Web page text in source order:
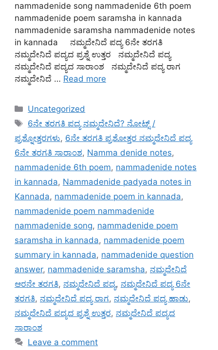
nammadenide song nammadenide 6th poem
nammadenide poem saramsha in kannada
nammadenide saramsha nammadenide notes
in kannada ನಮ್ಮದೇನಿದೆ ಪದ್ಯ 6ನೇ ತರಗತಿ
ನಮ್ಮದೇನಿದೆ ಪದ್ಯದ ಪ್ರಶ್ನೆ ಉತ್ತರ ನಮ್ಮದೇನಿದೆ ಪದ್ಯ
ನಮ್ಮದೇನಿದೆ ಪದ್ಯದ ಸಾರಾಂಶ ನಮ್ಮದೇನಿದೆ ಪದ್ಯ ರಾಗ
ನಮ್ಮದೇನಿದೆ … Read more
Categories
Uncategorized
Tags
6ನೇ ತರಗತಿ ಪದ್ಯ ನಮ್ಮದೇನಿದೆ? ನೋಟ್ಸ್ /
ಪ್ರಶ್ನೋತ್ತರಗಳು, 6ನೇ ತರಗತಿ ಪ್ರಶೋತ್ತರ ನಮ್ಮದೇನಿದೆ ಪದ್ಯ
6ನೇ ತರಗತಿ ಸಾರಾಂಶ, Namma denide notes,
nammadenide 6th poem, nammadenide notes
in kannada, Nammadenide padyada notes in
Kannada, nammadenide poem in kannada,
nammadenide poem nammadenide
nammadenide song, nammadenide poem
saramsha in kannada, nammadenide poem
summary in kannada, nammadenide question
answer, nammadenide saramsha, ನಮ್ಮದೇನಿದೆ
ಆರನೇ ತರಗತಿ, ನಮ್ಮದೇನಿದೆ ಪದ್ಯ, ನಮ್ಮದೇನಿದೆ ಪದ್ಯ 6ನೇ
ತರಗತಿ, ನಮ್ಮದೇನಿದೆ ಪದ್ಯ ರಾಗ, ನಮ್ಮದೇನಿದೆ ಪದ್ಯ ಹಾಡು,
ನಮ್ಮದೇನಿದೆ ಪದ್ಯದ ಪ್ರಶ್ನೆ ಉತ್ತರ, ನಮ್ಮದೇನಿದೆ ಪದ್ಯದ
ಸಾರಾಂಶ
Leave a comment